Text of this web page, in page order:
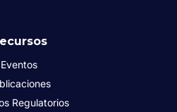
Eventos
Regulatorios